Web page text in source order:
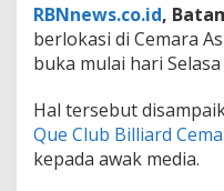
a
l
i
B
k
a
,
H
RBNnews.co.id,
berlokasi di Cemara
buka mulai hari
Hal tersebut
Que Club Billiard
kepada awak media.